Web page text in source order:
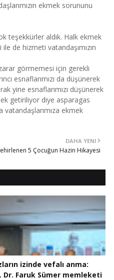
ekmek sorununu
teşekkürler aldık. Halk ekmek
de hizmeti vatandaşımızın
görmemesi için gerekli
esnaflarımızı da düşünerek
yine esnaflarımızı düşünerek
getiriliyor diye asparagas
vatandaşlarımıza ekmek
DAHA YENI
5 Çocuğun Hazin Hikayesi
izinde vefalı anma:
Dr. Faruk Sümer memleketi